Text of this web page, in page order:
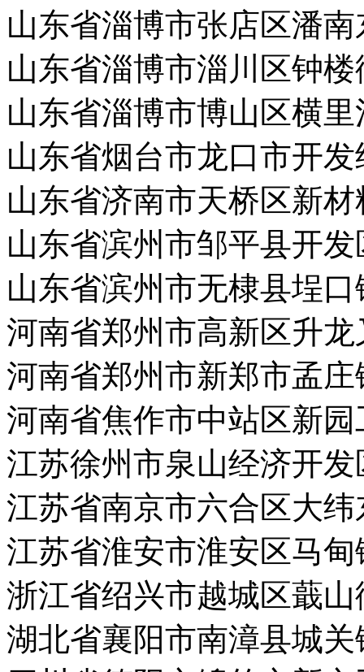
山东省淄博市张店区潘南
山东省淄博市淄川区钟
山东省淄博市博山区横里
山东省烟台市龙口市开
山东省济南市天桥区新
山东省滨州市邹平县开发
山东省滨州市无棣县埕口
河南省郑州市高新区升龙
河南省郑州市新郑市孟
河南省焦作市中站区新
江苏徐州市泉山经济开
江苏省南京市六合区大纬
江苏省淮安市淮安区马
浙江省绍兴市越城区蕺
湖北省襄阳市南漳县城